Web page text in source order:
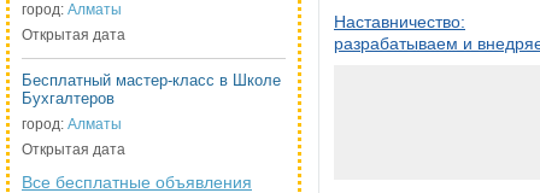
город: Алматы
Открытая дата
Бесплатный мастер-класс в Школе
Бухгалтеров
город: Алматы
Открытая дата
Все бесплатные объявления
Наставничество:
разрабатываем и